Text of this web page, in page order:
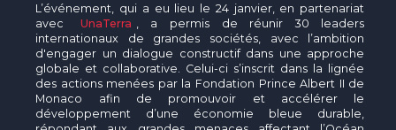
L’événement, qui a eu lieu le 24 janvier, en partenariat
avec
UnaTerra
, a permis de réunir 30 leaders
internationaux de grandes sociétés, avec l’ambition
d'engager un dialogue constructif dans une approche
globale et collaborative. Celui-ci s’inscrit dans la lignée
des actions menées par la Fondation Prince Albert II de
Monaco afin de promouvoir et accélérer le
développement d’une économie bleue durable,